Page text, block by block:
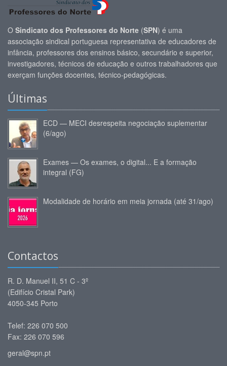
O Sindicato dos Professores do Norte (SPN) é uma
associação sindical portuguesa representativa de educadores de
infância, professores dos ensinos básico, secundário e superior,
investigadores, técnicos de educação e outros trabalhadores que
exerçam funções docentes, técnico-pedagógicas.
Últimas
ECD — MECI desrespeita negociação suplementar
(6/ago)
Exames — Os exames, o digital... E a formação
integral (FG)
Modalidade de horário em meia jornada (até 31/ago)
Contactos
R. D. Manuel II, 51 C - 3º
(Edifício Cristal Park)
4050-345 Porto
Telef: 226 070 500
Fax: 226 070 596
geral@spn.pt